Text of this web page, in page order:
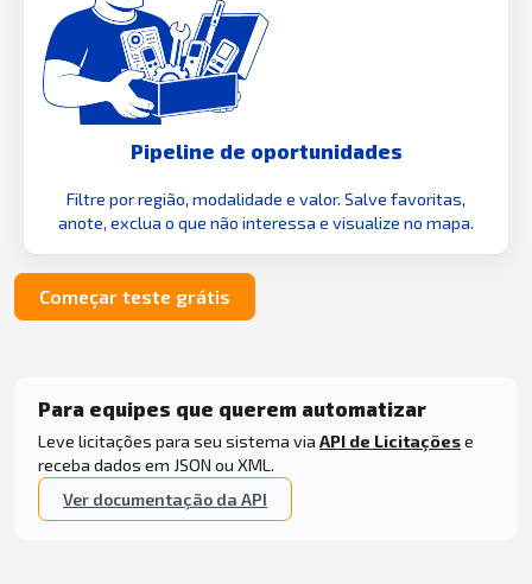
Pipeline de oportunidades
Filtre por região, modalidade e valor. Salve favoritas,
anote, exclua o que não interessa e visualize no mapa.
Começar teste grátis
Para equipes que querem automatizar
Leve licitações para seu sistema via API de Licitaçõese
receba dados em JSON ou XML.
Ver documentação da API